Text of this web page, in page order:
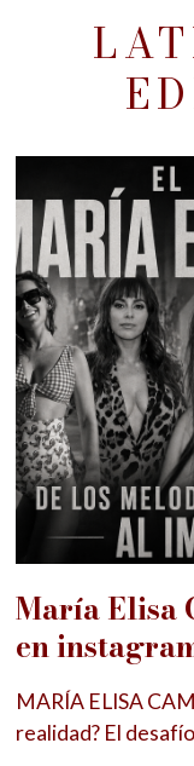
María Elisa
en
MARÍA ELISA
realidad? El